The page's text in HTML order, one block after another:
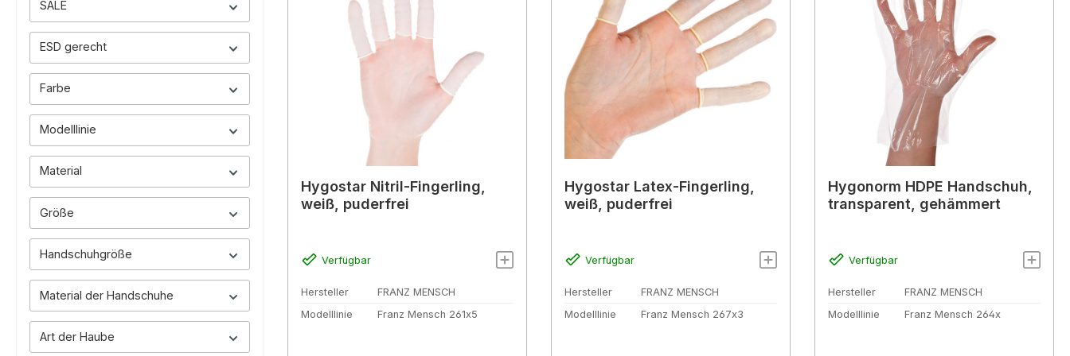
SALE
ESD gerecht
Farbe
Modelllinie
Material
Größe
Handschuhgröße
Material der Handschuhe
Art der Haube
Hygostar Nitril-Fingerling,
weiß, puderfrei
Verfügbar
Hersteller
FRANZ MENSCH
Modelllinie
Franz Mensch 261x5
Hygostar Latex-Fingerling,
weiß, puderfrei
Verfügbar
Hersteller
FRANZ MENSCH
Modelllinie
Franz Mensch 267x3
Hygonorm HDPE Handschuh,
transparent, gehämmert
Verfügbar
Hersteller
FRANZ MENSCH
Modelllinie
Franz Mensch 264x